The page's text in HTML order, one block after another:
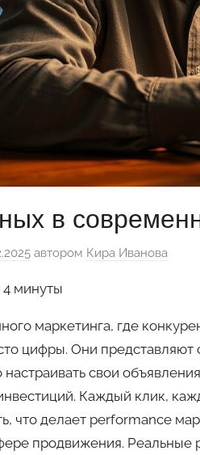
в
автором Кира Иванова
4 минуты
маркетинга, где
цифры. Они представляют
свои
Каждый клик,
что делает performance
продвижения. Реальные